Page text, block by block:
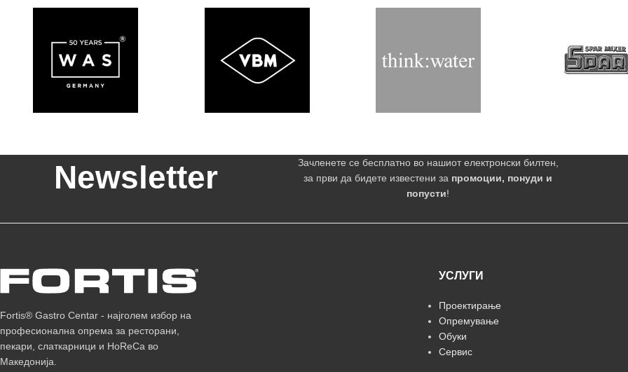
Newsletter
Зачленете се бесплатно во нашиот електронски билтен,
за први да бидете известени за промоции, понуди и
попусти!
Fortis® Gastro Centar - најголем избор на
професионална опрема за ресторани,
пекари, слаткарници и HoReCa во
Македонија.
УСЛУГИ
Проектирање
Опремување
Обуки
Сервис